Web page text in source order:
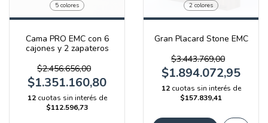
5 colores
Cama PRO EMC con 6
cajones y 2 zapateros
$2.456.656,00
$1.351.160,80
12 cuotas sin interés de
$112.596,73
2 colores
Gran Placard Stone EMC
$3.443.769,00
$1.894.072,95
12 cuotas sin interés de
$157.839,41